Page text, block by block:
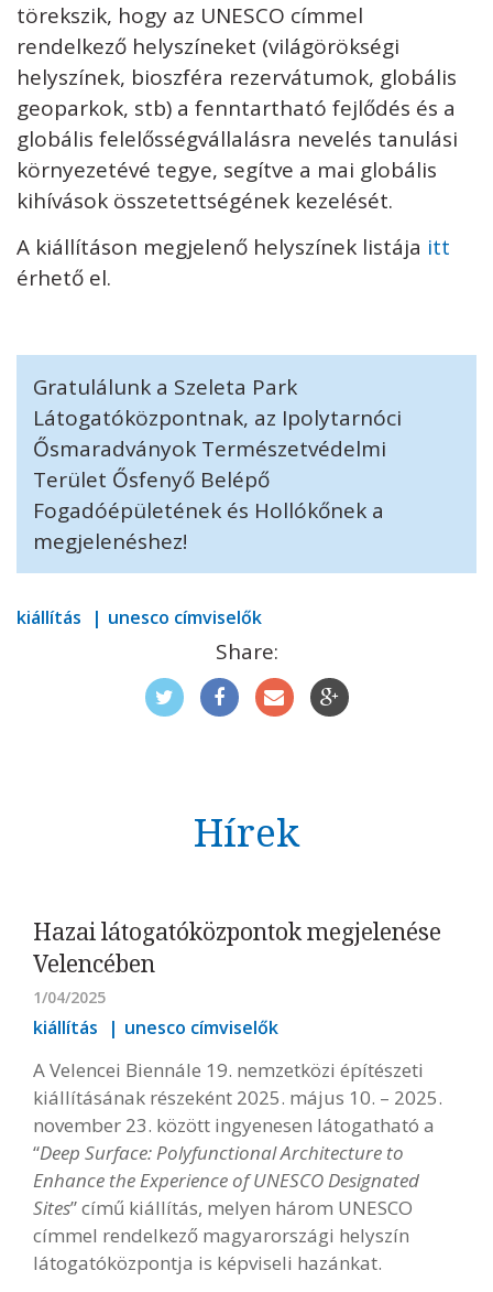
törekszik, hogy az UNESCO címmel
rendelkező helyszíneket (világörökségi
helyszínek, bioszféra rezervátumok, globális
geoparkok, stb) a fenntartható fejlődés és a
globális felelősségvállalásra nevelés tanulási
környezetévé tegye, segítve a mai globális
kihívások összetettségének kezelését.
A kiállításon megjelenő helyszínek listája itt
érhető el.
Gratulálunk a Szeleta Park
Látogatóközpontnak, az Ipolytarnóci
Ősmaradványok Természetvédelmi
Terület Ősfenyő Belépő
Fogadóépületének és Hollókőnek a
megjelenéshez!
kiállítás unesco címviselők
Share:
Hírek
Hazai látogatóközpontok megjelenése
Velencében
1/04/2025
kiállítás unesco címviselők
A Velencei Biennále 19. nemzetközi építészeti
kiállításának részeként 2025. május 10. – 2025.
november 23. között ingyenesen látogatható a
“Deep Surface: Polyfunctional Architecture to
Enhance the Experience of UNESCO Designated
Sites” című kiállítás, melyen három UNESCO
címmel rendelkező magyarországi helyszín
látogatóközpontja is képviseli hazánkat.